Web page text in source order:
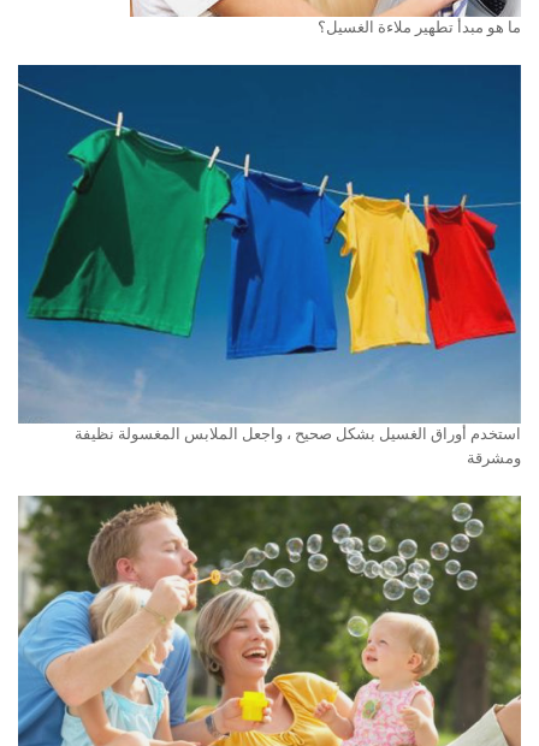
ما هو مبدأ تطهير ملاءة الغسيل؟
استخدم أوراق الغسيل بشكل صحيح ، واجعل الملابس المغسولة نظيفة
ومشرقة